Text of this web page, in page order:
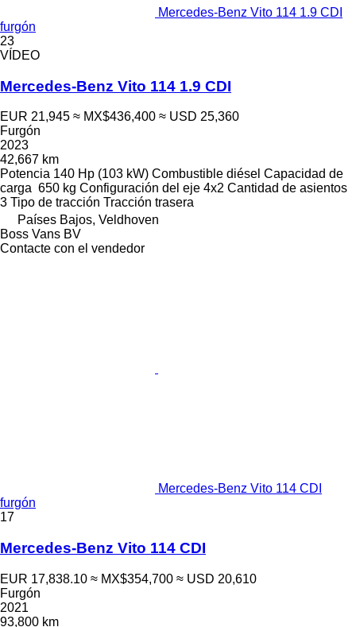
Mercedes-Benz Vito 114 1.9 CDI
furgón
23
VÍDEO
Mercedes-Benz Vito 114 1.9 CDI
EUR 21,945 ≈ MX$436,400 ≈ USD 25,360
Furgón
2023
42,667 km
Potencia 140 Hp (103 kW) Combustible diésel Capacidad de
carga 650 kg Configuración del eje 4x2 Cantidad de asientos
3 Tipo de tracción Tracción trasera
Países Bajos, Veldhoven
Boss Vans BV
Contacte con el vendedor
Mercedes-Benz Vito 114 CDI
furgón
17
Mercedes-Benz Vito 114 CDI
EUR 17,838.10 ≈ MX$354,700 ≈ USD 20,610
Furgón
2021
93,800 km